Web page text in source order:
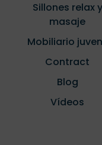
Sillones relax y
masaje
Mobiliario
Contract
Blog
Vídeos